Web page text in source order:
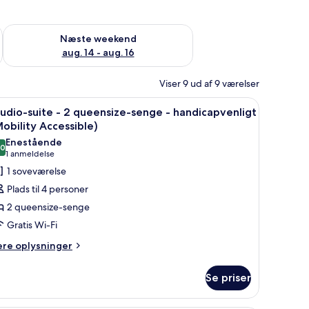
aug. 7 - aug. 9
Næste weekend
aug. 14 - aug. 16
Tjek tilgængelighed for næste weekend aug. 14 - aug. 16
Viser 9 ud af 9 værelser
med lamper, en stol og en træsenggavl.
Et hotelværelse med to senge, et
7
suite - 2 queensize-senge - handicapvenligt
Accessible)
ud af 10
Enestående
1 anmeldelse
(1
anmeldelse)
1 soveværelse
Plads til 4 personer
2 queensize-senge
Gratis Wi-Fi
oplysninger
Se priser